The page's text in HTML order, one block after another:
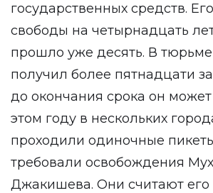
государственных средств.
свободы на четырнадцать
прошло уже десять. В
получил более пятнадцати
до окончания срока он
этом году в нескольких
проходили одиночные
требовали освобождения
Джакишева. Они считают его